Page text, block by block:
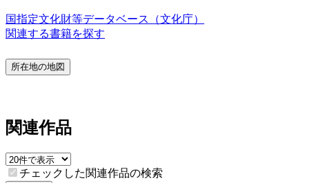
国指定文化財等データベース（文化庁）
関連する書籍を探す
所在地の地図
関連作品
チェックした関連作品の検索